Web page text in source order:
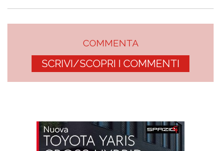
COMMENTA
SCRIVI/SCOPRI I COMMENTI